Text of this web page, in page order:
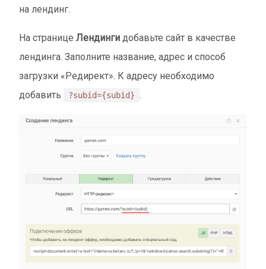
на лендинг.
На странице Лендинги добавьте сайт в качестве
лендинга. Заполните название, адрес и способ
загрузки «Редирект». К адресу необходимо
добавить
?subid={subid} .